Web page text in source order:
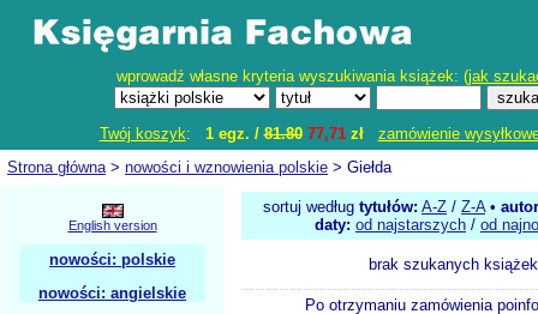
wprowadź własne kryteria wyszukiwania książek: (jak
Twój koszyk: 1 egz. /81.80 77,71zł
zamówienie
Strona główna> nowości i wznowienia polskie > Giełda
English version
nowości: polskie
nowości: angielskie
sortuj według tytułów: A-Z / Z-A•
daty: od najstarszych / od
brak szukanych książek
Po otrzymaniu zamówienia